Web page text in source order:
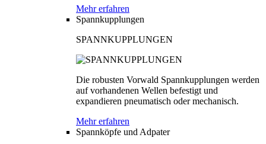
Mehr erfahren
Spannkupplungen
SPANNKUPPLUNGEN
Die robusten Vorwald Spannkupplungen werden
auf vorhandenen Wellen befestigt und
expandieren pneumatisch oder mechanisch.
Mehr erfahren
Spannköpfe und Adpater